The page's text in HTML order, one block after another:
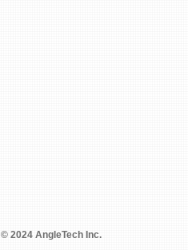
© 2024 AngleTech Inc.